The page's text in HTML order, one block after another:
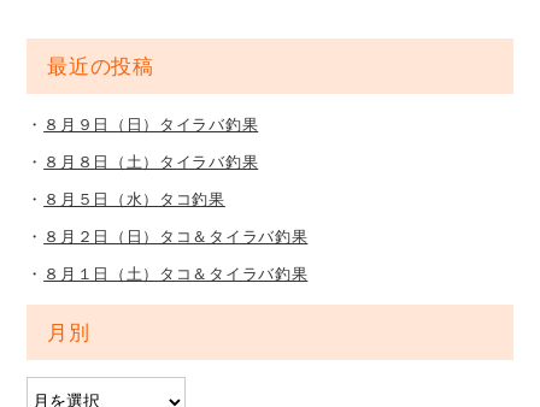
最近の投稿
８月９日（日）タイラバ釣果
８月８日（土）タイラバ釣果
８月５日（水）タコ釣果
８月２日（日）タコ＆タイラバ釣果
８月１日（土）タコ＆タイラバ釣果
月別